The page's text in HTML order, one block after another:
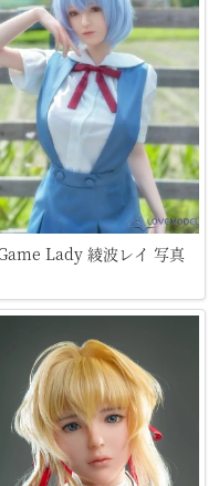
Lady 綾波レイ 写真